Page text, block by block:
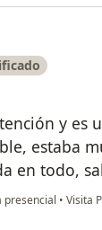
y es
estaba
en todo,
presencial • Visita